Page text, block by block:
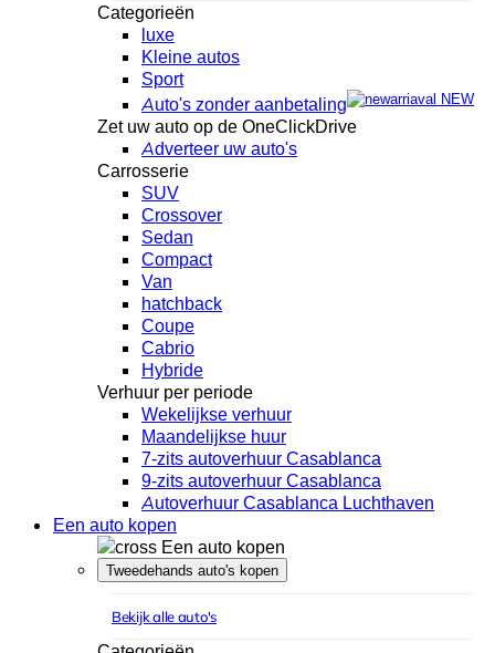
Categorieën
luxe
Kleine autos
Sport
Auto's zonder aanbetaling
NEW
Zet uw auto op de OneClickDrive
Adverteer uw auto's
Carrosserie
SUV
Crossover
Sedan
Compact
Van
hatchback
Coupe
Cabrio
Hybride
Verhuur per periode
Wekelijkse verhuur
Maandelijkse huur
7-zits autoverhuur Casablanca
9-zits autoverhuur Casablanca
Autoverhuur Casablanca Luchthaven
Een auto kopen
Een auto kopen
Tweedehands auto's kopen
Bekijk alle auto's